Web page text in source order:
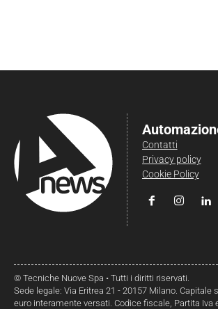
Contatti
Privacy policy
Cookie Policy
© Tecniche Nuove Spa • Tutti i diritti riservati.
Sede legale: Via Eritrea 21 - 20157 Milano. Capitale
euro interamente versati. Codice fiscale, Partita Iva